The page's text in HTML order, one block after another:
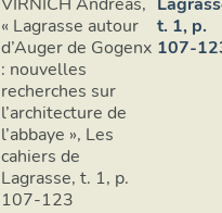
« Lagrasse autour
d’Auger de Gogenx
: nouvelles
recherches sur
l’architecture de
l’abbaye », Les
cahiers de
Lagrasse, t. 1, p.
107-123
t. 1, p.
107-